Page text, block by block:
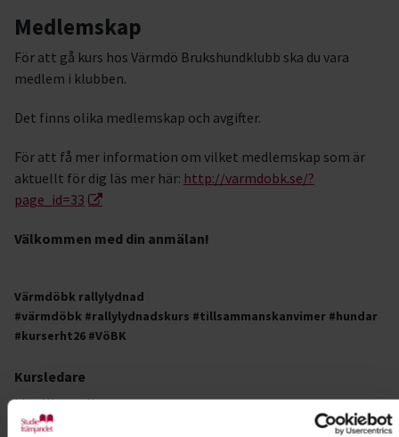
Medlemskap
För att gå kurs hos Värmdö Brukshundklubb ska du vara
medlem i klubben.
Det finns olika medlemskap och avgifter.
För att få mer information om vilket medlemskap som är
aktuellt för dig läs mer här: http://varmdobk.se/?
page_id=33
Välkommen med din anmälan!
Värmdöbk rallylydnad
#värmdöbk #rallylydnadskurs #tillsammanskanvimer #hundar
#kurserht26 #VöBK
Kursledare
Lina Westerling
I samarbete med